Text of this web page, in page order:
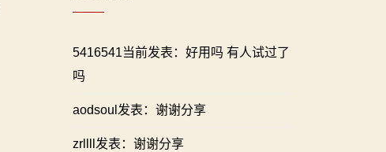
5416541当前发表：好用吗 有人试过了
吗
aodsoul发表：谢谢分享
zrllll发表：谢谢分享